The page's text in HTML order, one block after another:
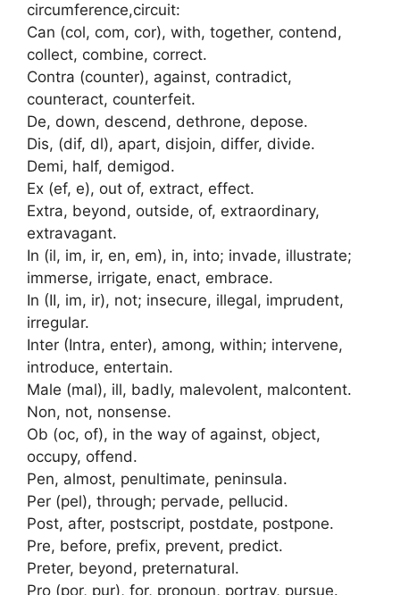
circumference,circuit:
Can (col, com, cor), with, together, contend,
collect, combine, correct.
Contra (counter), against, contradict,
counteract, counterfeit.
De, down, descend, dethrone, depose.
Dis, (dif, dl), apart, disjoin, differ, divide.
Demi, half, demigod.
Ex (ef, e), out of, extract, effect.
Extra, beyond, outside, of, extraordinary,
extravagant.
In (il, im, ir, en, em), in, into; invade, illustrate;
immerse, irrigate, enact, embrace.
In (II, im, ir), not; insecure, illegal, imprudent,
irregular.
Inter (Intra, enter), among, within; intervene,
introduce, entertain.
Male (mal), ill, badly, malevolent, malcontent.
Non, not, nonsense.
Ob (oc, of), in the way of against, object,
occupy, offend.
Pen, almost, penultimate, peninsula.
Per (pel), through; pervade, pellucid.
Post, after, postscript, postdate, postpone.
Pre, before, prefix, prevent, predict.
Preter, beyond, preternatural.
Pro (por, pur), for, pronoun, portray, pursue.